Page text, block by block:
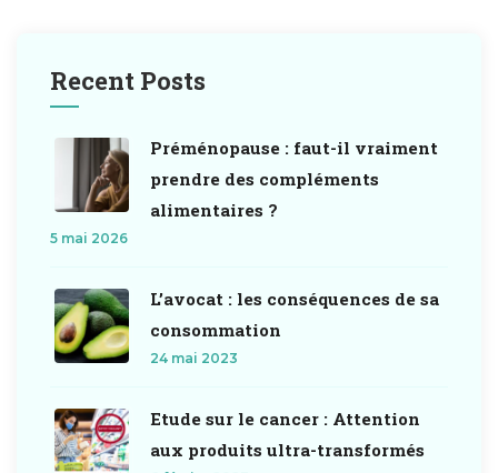
Recent Posts
Préménopause : faut-il vraiment
prendre des compléments
alimentaires ?
5 mai 2026
L’avocat : les conséquences de sa
consommation
24 mai 2023
Etude sur le cancer : Attention
aux produits ultra-transformés